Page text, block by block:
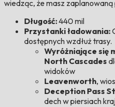
wiedząc, że masz zaplanowaną
Długość:440 mil
Przystanki ładowania:
dostępnych wzdłuż trasy.
Wyróżniające się
North Cascades
widoków
Leavenworth,
Deception Pass
dech w piersiach